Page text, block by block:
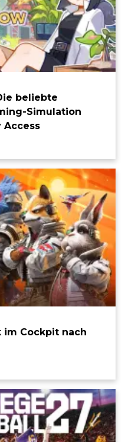
beliebte
Simulation
Access
im Cockpit nach